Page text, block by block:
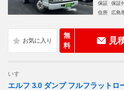
保証
保証
住所
広島
無
料
見
いすゞ
エルフ 3.0 ダンプ フルフラットロ